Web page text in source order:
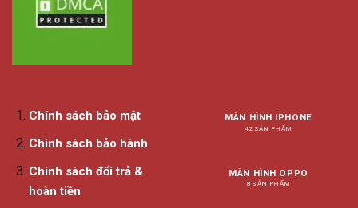
Chính sách bảo mật
Chính sách bảo hành
Chính sách đổi trả &
hoàn tiền
MÀN HÌNH IPHONE
42 SẢN PHẨM
MÀN HÌNH OPPO
8 SẢN PHẨM